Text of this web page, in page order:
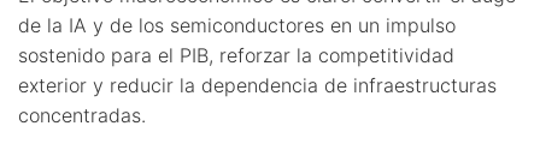
de la IA y de los semiconductores en un impulso
sostenido para el PIB, reforzar la competitividad
exterior y reducir la dependencia de infraestructuras
concentradas.